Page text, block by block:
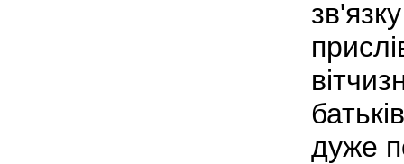
дуже